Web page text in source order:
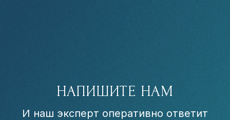
НАПИШИТЕ НАМ
И наш эксперт оперативно ответит